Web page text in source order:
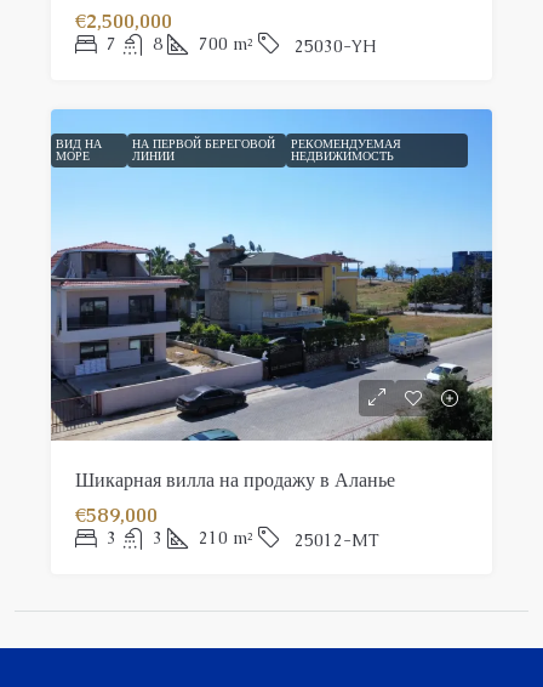
€2,500,000
7 8 700 m² 25030-YH
ВИД НА
МОРЕ
НА ПЕРВОЙ БЕРЕГОВОЙ
ЛИНИИ
РЕКОМЕНДУЕМАЯ
НЕДВИЖИМОСТЬ
Шикарная вилла на продажу в Аланье
€589,000
3 3 210 m² 25012-MT